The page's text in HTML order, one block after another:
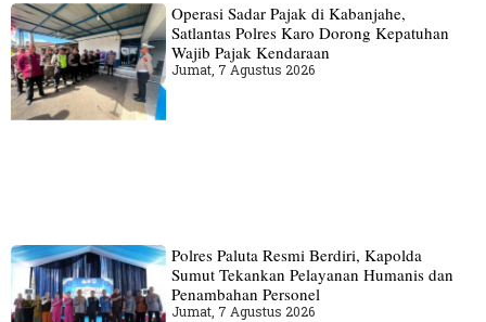
Operasi Sadar Pajak di Kabanjahe,
Satlantas Polres Karo Dorong Kepatuhan
Wajib Pajak Kendaraan
Jumat, 7 Agustus 2026
Polres Paluta Resmi Berdiri, Kapolda
Sumut Tekankan Pelayanan Humanis dan
Penambahan Personel
Jumat, 7 Agustus 2026